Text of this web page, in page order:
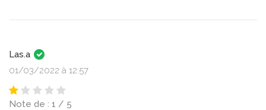
Las.a
01/03/2022 à 12:57
Note de : 1 / 5